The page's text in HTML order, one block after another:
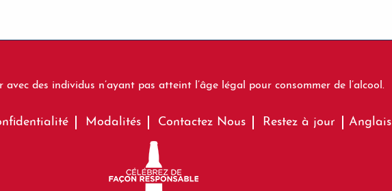
des individus n’ayant pas atteint l’âge légal pour consommer de l’alcool.
Modalités Contactez Nous Restez à jour Anglais